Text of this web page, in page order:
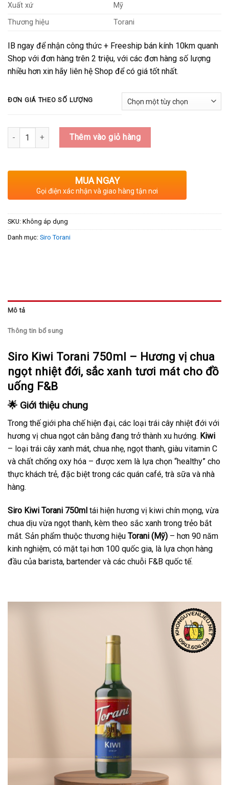
Xuất xứ
Mỹ
Thương hiệu
Torani
IB ngay để nhận công thức + Freeship bán kính 10km quanh
Shop với đơn hàng trên 2 triệu, với các đơn hàng số lượng
nhiều hơn xin hãy liên hệ Shop để có giá tốt nhất.
ĐƠN GIÁ THEO SỐ LƯỢNG
Số lượng Thêm vào giỏ hàng
MUA NGAY
Gọi điện xác nhận và giao hàng tận nơi
SKU: Không áp dụng
Danh mục: Siro Torani
Mô tả
Thông tin bổ sung
Siro Kiwi Torani 750ml – Hương vị chua
ngọt nhiệt đới, sắc xanh tươi mát cho đồ
uống F&B
🌟 Giới thiệu chung
Trong thế giới pha chế hiện đại, các loại trái cây nhiệt đới với
hương vị chua ngọt cân bằng đang trở thành xu hướng. Kiwi
– loại trái cây xanh mát, chua nhẹ, ngọt thanh, giàu vitamin C
và chất chống oxy hóa – được xem là lựa chọn “healthy” cho
thực khách trẻ, đặc biệt trong các quán café, trà sữa và nhà
hàng.
Siro Kiwi Torani 750ml tái hiện hương vị kiwi chín mọng, vừa
chua dịu vừa ngọt thanh, kèm theo sắc xanh trong trẻo bắt
mắt. Sản phẩm thuộc thương hiệu Torani (Mỹ) – hơn 90 năm
kinh nghiệm, có mặt tại hơn 100 quốc gia, là lựa chọn hàng
đầu của barista, bartender và các chuỗi F&B quốc tế.